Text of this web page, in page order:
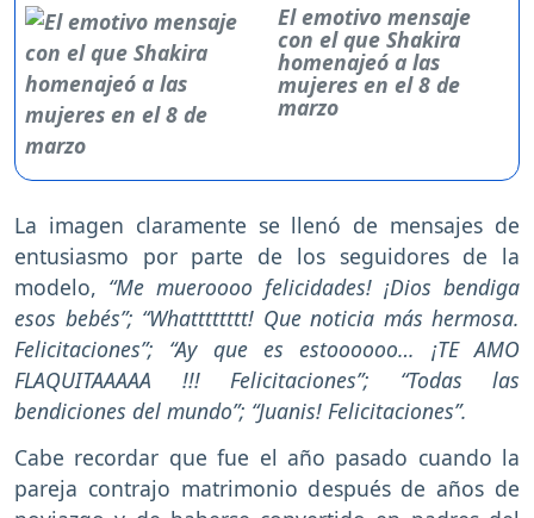
El emotivo mensaje
con el que Shakira
homenajeó a las
mujeres en el 8 de
marzo
La imagen claramente se llenó de mensajes de
entusiasmo por parte de los seguidores de la
modelo, “Me mueroooo felicidades! ¡Dios bendiga
esos bebés”; “Whatttttttt! Que noticia más hermosa.
Felicitaciones”; “Ay que es estoooooo… ¡TE AMO
FLAQUITAAAAA !!! Felicitaciones”; “Todas las
bendiciones del mundo”; “Juanis! Felicitaciones”.
Cabe recordar que fue el año pasado cuando la
pareja contrajo matrimonio después de años de